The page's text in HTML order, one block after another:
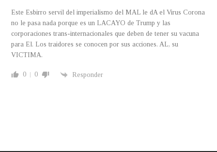
Este Esbirro servil del imperialismo del MAL le dA el Virus Corona
no le pasa nada porque es un LACAYO de Trump y las
corporaciones trans-internacionales que deben de tener su vacuna
para El. Los traidores se conocen por sus acciones. AL, su
VICTIMA.
0 0 Responder